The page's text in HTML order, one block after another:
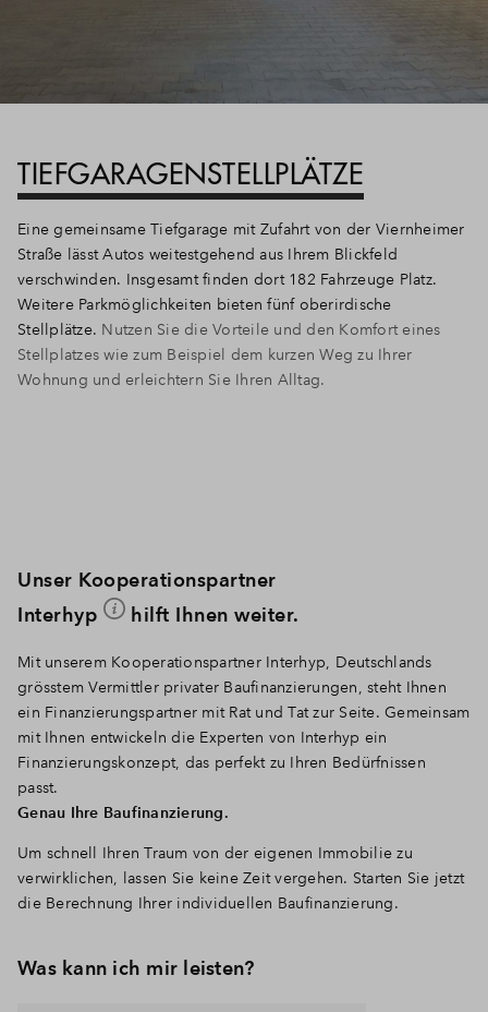
TIEFGARAGENSTELLPLÄTZE
Eine gemeinsame Tiefgarage mit Zufahrt von der Viernheimer
Straße lässt Autos weitestgehend aus Ihrem Blickfeld
verschwinden. Insgesamt finden dort 182 Fahrzeuge Platz.
Weitere Parkmöglichkeiten bieten fünf oberirdische
Stellplätze. Nutzen Sie die Vorteile und den Komfort eines
Stellplatzes wie zum Beispiel dem kurzen Weg zu Ihrer
Wohnung und erleichtern Sie Ihren Alltag.
Unser Kooperationspartner
Interhyp
hilft Ihnen weiter.
Mit unserem Kooperationspartner Interhyp, Deutschlands
grösstem Vermittler privater Baufinanzierungen, steht Ihnen
ein Finanzierungspartner mit Rat und Tat zur Seite. Gemeinsam
mit Ihnen entwickeln die Experten von Interhyp ein
Finanzierungskonzept, das perfekt zu Ihren Bedürfnissen
passt.
Genau Ihre Baufinanzierung.
Um schnell Ihren Traum von der eigenen Immobilie zu
verwirklichen, lassen Sie keine Zeit vergehen. Starten Sie jetzt
die Berechnung Ihrer individuellen Baufinanzierung.
Was kann ich mir leisten?